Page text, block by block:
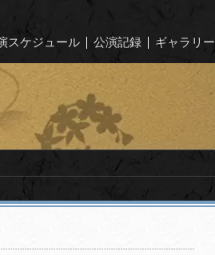
スケジュール 公演記録 ギャラリー